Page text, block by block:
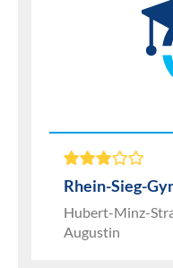
Rhein-Sieg-
Hubert-Minz-
Augustin